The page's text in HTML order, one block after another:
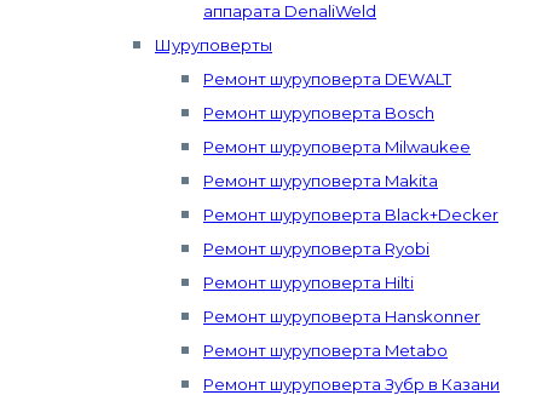
аппарата DenaliWeld
Шуруповерты
Ремонт шуруповерта DEWALT
Ремонт шуруповерта Bosch
Ремонт шуруповерта Milwaukee
Ремонт шуруповерта Makita
Ремонт шуруповерта Black+Decker
Ремонт шуруповерта Ryobi
Ремонт шуруповерта Hilti
Ремонт шуруповерта Hanskonner
Ремонт шуруповерта Metabo
Ремонт шуруповерта Зубр в Казани